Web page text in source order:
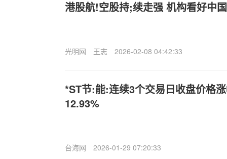
港股航!空股持;续走强 机构看好中
光明网 王志 2026-02-08 04:42:33
*ST节:能:连续3个交易日收盘价格
12.93%
台海网 2026-01-29 07:20:33